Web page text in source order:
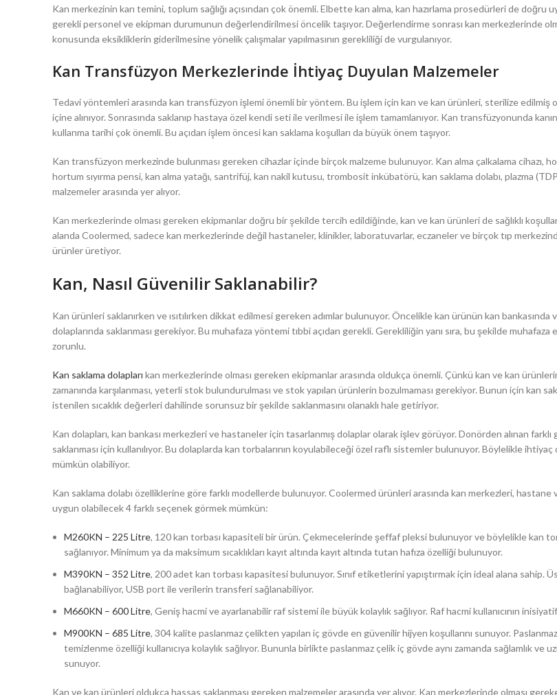
Kan merkezinin kan temini, toplum sağlığı açısından çok önemli. Elbette kan alma, kan hazırlama prosedürleri de doğru
gerekli personel ve ekipman durumunun değerlendirilmesi öncelik taşıyor. Değerlendirme sonrası kan merkezlerinde
konusunda eksikliklerin giderilmesine yönelik çalışmalar yapılmasının gerekliliği de vurgulanıyor.
Kan Transfüzyon Merkezlerinde İhtiyaç Duyulan Malzemeler
Tedavi yöntemleri arasında kan transfüzyon işlemi önemli bir yöntem. Bu işlem için kan ve kan ürünleri, sterilize edilmiş
içine alınıyor. Sonrasında saklanıp hastaya özel kendi seti ile verilmesi ile işlem tamamlanıyor. Kan transfüzyonunda kanın
kullanma tarihi çok önemli. Bu açıdan işlem öncesi kan saklama koşulları da büyük önem taşıyor.
Kan transfüzyon merkezinde bulunması gereken cihazlar içinde birçok malzeme bulunuyor. Kan alma çalkalama cihazı,
hortum sıyırma pensi, kan alma yatağı, santrifüj, kan nakil kutusu, trombosit inkübatörü, kan saklama dolabı, plazma
malzemeler arasında yer alıyor.
Kan merkezlerinde olması gereken ekipmanlar doğru bir şekilde tercih edildiğinde, kan ve kan ürünleri de sağlıklı
alanda Coolermed, sadece kan merkezlerinde değil hastaneler, klinikler, laboratuvarlar, eczaneler ve birçok tıp
ürünler üretiyor.
Kan, Nasıl Güvenilir Saklanabilir?
Kan ürünleri saklanırken ve ısıtılırken dikkat edilmesi gereken adımlar bulunuyor. Öncelikle kan ürünün kan bankasında
dolaplarında saklanması gerekiyor. Bu muhafaza yöntemi tıbbi açıdan gerekli. Gerekliliğin yanı sıra, bu şekilde muhafaza
zorunlu.
Kan saklama dolapları kan merkezlerinde olması gereken ekipmanlar arasında oldukça önemli. Çünkü kan ve kan
zamanında karşılanması, yeterli stok bulundurulması ve stok yapılan ürünlerin bozulmaması gerekiyor. Bunun için kan
istenilen sıcaklık değerleri dahilinde sorunsuz bir şekilde saklanmasını olanaklı hale getiriyor.
Kan dolapları, kan bankası merkezleri ve hastaneler için tasarlanmış dolaplar olarak işlev görüyor. Donörden alınan farklı
saklanması için kullanılıyor. Bu dolaplarda kan torbalarının koyulabileceği özel raflı sistemler bulunuyor. Böylelikle ihtiyaç
mümkün olabiliyor.
Kan saklama dolabı özelliklerine göre farklı modellerde bulunuyor. Coolermed ürünleri arasında kan merkezleri, hastane
uygun olabilecek 4 farklı seçenek görmek mümkün:
M260KN – 225 Litre, 120 kan torbası kapasiteli bir ürün. Çekmecelerinde şeffaf pleksi bulunuyor ve böylelikle kan
sağlanıyor. Minimum ya da maksimum sıcaklıkları kayıt altında kayıt altında tutan hafıza özelliği bulunuyor.
M390KN – 352 Litre, 200 adet kan torbası kapasitesi bulunuyor. Sınıf etiketlerini yapıştırmak için ideal alana sahip.
bağlanabiliyor, USB port ile verilerin transferi sağlanabiliyor.
M660KN – 600 Litre, Geniş hacmi ve ayarlanabilir raf sistemi ile büyük kolaylık sağlıyor. Raf hacmi kullanıcının
M900KN – 685 Litre, 304 kalite paslanmaz çelikten yapılan iç gövde en güvenilir hijyen koşullarını sunuyor.
temizlenme özelliği kullanıcıya kolaylık sağlıyor. Bununla birlikte paslanmaz çelik iç gövde aynı zamanda sağlamlık ve
sunuyor.
Kan ve kan ürünleri oldukça hassas saklanması gereken malzemeler arasında yer alıyor. Kan merkezlerinde olması